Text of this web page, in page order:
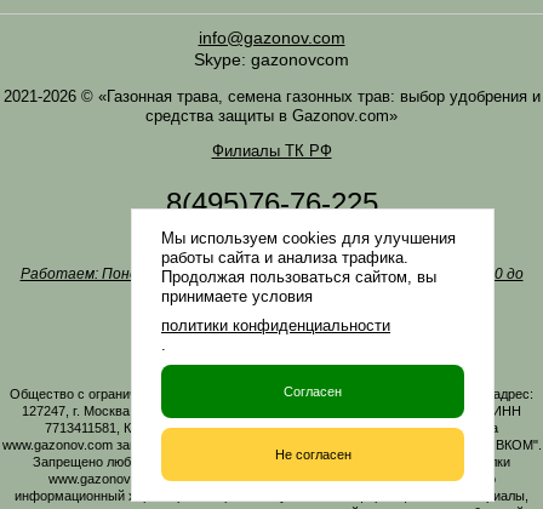
info@gazonov.com
Skype: gazonovcom
2021-2026 © «Газонная трава, семена газонных трав: выбор удобрения и
средства защиты в Gazonov.com»
Филиалы ТК РФ
8(495)76-76-225
8(985)76-76-335
Наша почтаinfo@gazonov.com
Работаем: Понедельник-четверг с 10:00 до 18:00, пятница - с 10:00 до
17:00
Наши награды и письма
Политика конфиденциальности
Заказать обратный звонок
Общество с ограниченной ответственностью «ГАЗОНОВКОМ» Юридический адрес:
127247, г. Москва, Дмитровское ш., д. 100, стр. 2, этаж 01, помещение 3106 ИНН
7713411581, КПП 771301001 ОГРН 1167746161219. Все материалы сайта
www.gazonov.com защищены авторским правом и принадлежат ООО "ГАЗОНОВКОМ".
Запрещено любое копирование материалов сайта без активной гиперссылки
www.gazonov.com. Данный сайт и его содержимое носит исключительно
информационный характер и ни при каких условиях информационные материалы,
Мы используем cookies для улучшения
работы сайта и анализа трафика.
Продолжая пользоваться сайтом, вы
принимаете условия
политики конфиденциальности
.
Согласен
Не согласен